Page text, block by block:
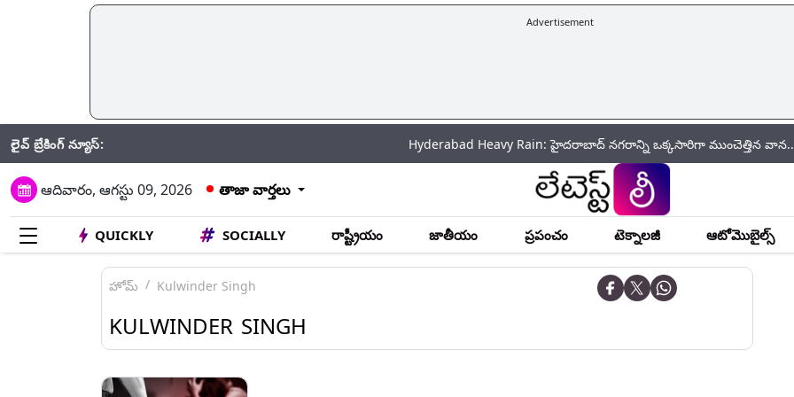
Advertisement
లైవ్ బ్రేకింగ్ న్యూస్: Hyderabad Heavy Rain: హైదరాబాద్‌ నగరాన్ని ఒక్కసారిగా ముంచెత్తిన వాన.. పలు
ఆదివారం, ఆగస్టు 09, 2026 తాజా వార్తలు
QUICKLY SOCIALLY రాష్ట్రీయం జాతీయం ప్రపంచం టెక్నాలజీ ఆటోమొబైల్స్
హోమ్ Kulwinder Singh
KULWINDER SINGH